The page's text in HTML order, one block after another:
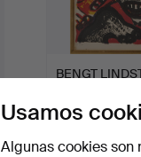
BENGT
4 días
37 USD
Usamos
Algunas cookies son